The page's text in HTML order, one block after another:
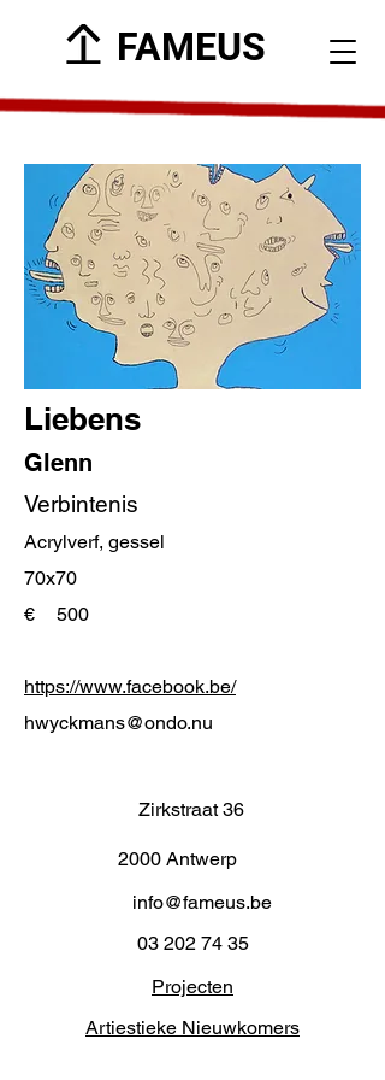
FAMEUS
Liebens
Glenn
Verbintenis
Acrylverf, gessel
70x70
€
500
https://www.facebook.be/
hwyckmans@ondo.nu
Zirkstraat 36
2000 Antwerp
info@fameus.be
03 202 74 35
Projecten
Artiestieke Nieuwkomers